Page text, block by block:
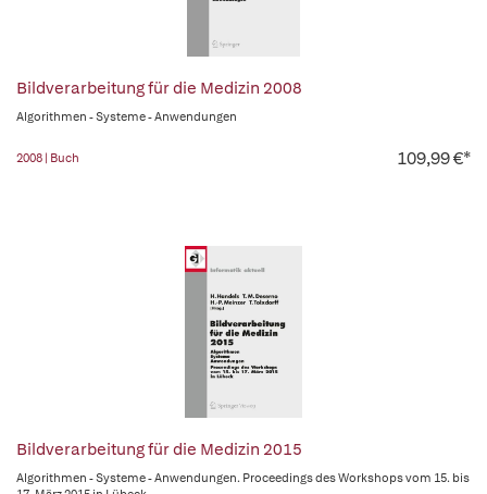
Bildverarbeitung für die Medizin 2008
Algorithmen - Systeme - Anwendungen
2008 | Buch 109,99 €*
Bildverarbeitung für die Medizin 2015
Algorithmen - Systeme - Anwendungen. Proceedings des Workshops vom 15. bis